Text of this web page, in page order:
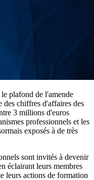
le plafond de l'amende
des chiffres d'affaires des
3 millions d'euros
professionnels et les
exposés à de très
sont invités à devenir
éclairant leurs membres
leurs actions de formation